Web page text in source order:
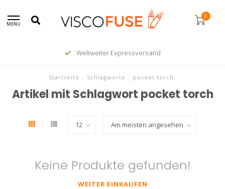
MENU
0
Weltweiter Expressversand
Startseite / Schlagworte / pocket torch
Artikel mit Schlagwort pocket torch
Keine Produkte gefunden!
WEITER EINKAUFEN